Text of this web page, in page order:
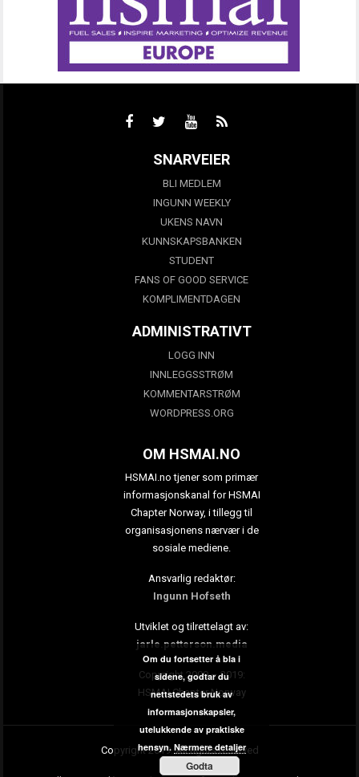
SNARVEIER
BLI MEDLEM
INGUNN WEEKLY
UKENS NAVN
KUNNSKAPSBANKEN
STUDENT
FANS OF GOOD SERVICE
KOMPLIMENTDAGEN
ADMINISTRATIVT
LOGG INN
INNLEGGSSTRØM
KOMMENTARSTRØM
WORDPRESS.ORG
OM HSMAI.NO
HSMAI.no tjener som primær
informasjonskanal for HSMAI
Chapter Norway, i tillegg til
organisasjonens nærvær i de
sosiale mediene.
Ansvarlig redaktør:
Ingunn Hofseth
Utviklet og tilrettelagt av:
jarle.petterson.media
Copyright 2009 – 2019:
HSMAI Chapter Norway
Copyright 2019. All rights reserved
Om du fortsetter å bla i
sidene, godtar du
nettstedets bruk av
informasjonskapsler,
utelukkende av praktiske
hensyn. Nærmere detaljer
Godta